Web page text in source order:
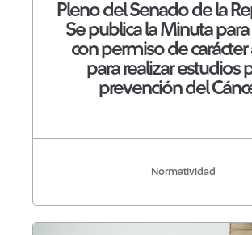
Pleno del Senado de la
Se publica la Minuta para
con permiso de carácter
para realizar estudios
prevención del
Normatividad